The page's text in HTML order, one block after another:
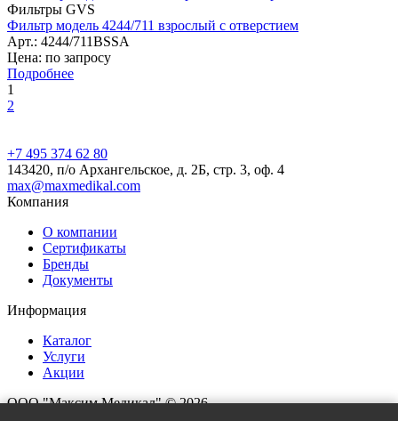
Фильтры GVS
Фильтр модель 4244/711 взрослый с отверстием
Арт.: 4244/711BSSA
Цена: по запросу
Подробнее
1
2
+7 495 374 62 80
143420, п/о Архангельское, д. 2Б, стр. 3, оф. 4
max@maxmedikal.com
Компания
О компании
Сертификаты
Бренды
Документы
Информация
Каталог
Услуги
Акции
ООО "Максим Медикал" © 2026